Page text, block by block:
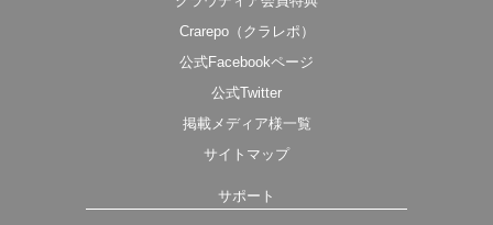
Crarepo（クラレポ）
公式Facebookページ
公式Twitter
掲載メディア様一覧
サイトマップ
サポート